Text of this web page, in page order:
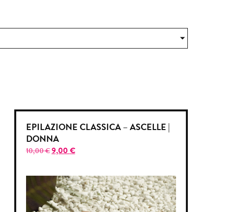
EPILAZIONE CLASSICA – ASCELLE |
DONNA
10,00€9,00€